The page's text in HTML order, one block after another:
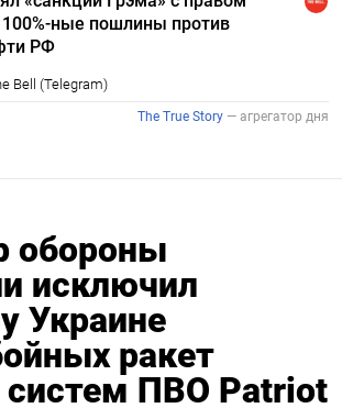
обороны
исключил
Украине
ракет
систем ПВО Patriot